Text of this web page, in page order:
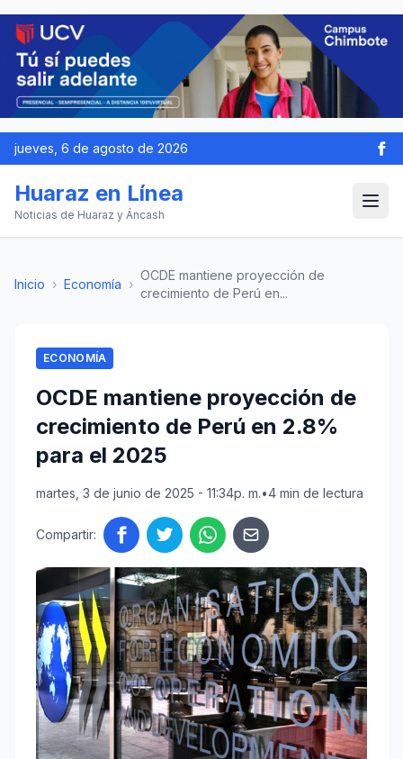
jueves, 6 de agosto de 2026
Huaraz en Línea
Noticias de Huaraz y Áncash
Inicio › Economía ›
OCDE mantiene proyección de
crecimiento de Perú en...
ECONOMÍA
OCDE mantiene proyección de
crecimiento de Perú en 2.8%
para el 2025
martes, 3 de junio de 2025 - 11:34p. m.•4 min de lectura
Compartir: